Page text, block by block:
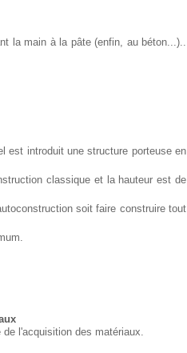
la main à la pâte (enfin, au béton...)..
est introduit une structure porteuse en
classique et la hauteur est de
soit faire construire tout
l'acquisition des matériaux.